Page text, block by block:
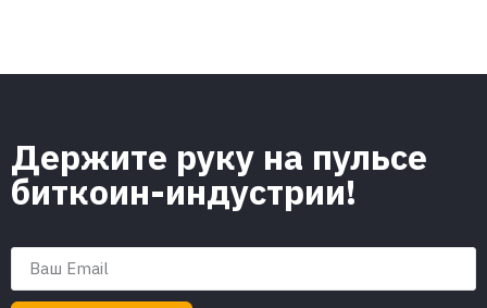
Держите руку на пульсе
биткоин-индустрии!